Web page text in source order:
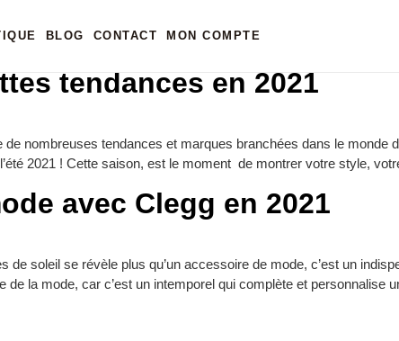
BLOG CONTACT MON COMPTE
tendances en 2021
nombreuses tendances et marques branchées dans le monde
2021 ! Cette saison, est le moment de montrer votre style,
avec Clegg en 2021
soleil se révèle plus qu’un accessoire de mode, c’est un
la mode, car c’est un intemporel qui complète et personnalise